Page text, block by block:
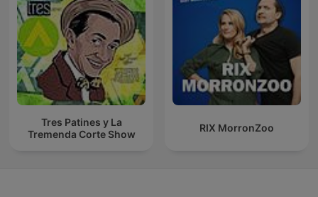
Tres Patines y La
Tremenda Corte Show
RIX MorronZoo